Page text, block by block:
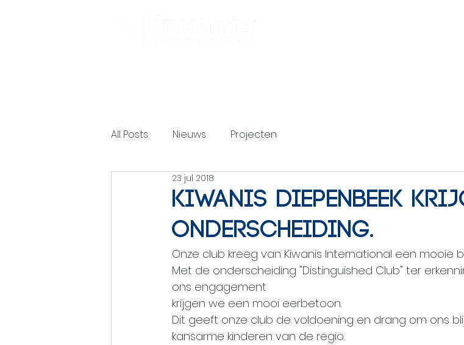
All Posts Nieuws Projecten
Kiwanis Diepenbeek
onderscheiding.
23 jul 2018
Onze club kreeg van Kiwanis International een mooie
Met de onderscheiding "Distinguished Club" ter
ons engagement
krijgen we een mooi eerbetoon.
Dit geeft onze club de voldoening en drang om ons
kansarme kinderen van de regio.